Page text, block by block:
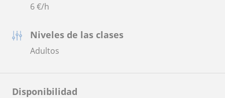
6€/h
Niveles de las clases
Adultos
Disponibilidad